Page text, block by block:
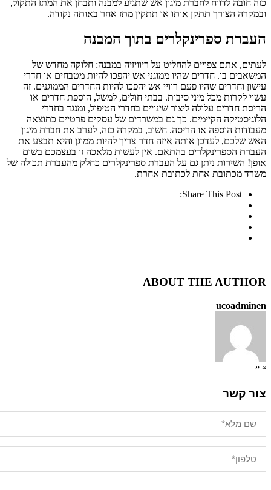
כזה חובה לדווח לחברת מיגון אש שתגיע למבנה ותבחן את המתז התקול,
ובמקרה הצורך תתקן אותו או תתקין מתז אחר באותה נקודה.
העברת ספרינקלרים בתוך המבנה
לעתים, אתם צפויים להחליט על ריוויזיה במבנה: חלוקה מחדש של
המשאבים בו. חדרים שהיו ממוגני אש יהפכו להיות מטבחים או חדרי
עישון וחדרים שהיו פעם רוויי אש יהפכו להיות החדרים הממוגנים. זה
עשוי לקרות מכל מיני סיבות. בבתי חולים, למשל, הוספת חדרים או
הריסת חדרים עלולה ליצור שינויים בחדרי הטיפול, ומנגד בחדרי
הלוגיסטיקה הקיימים. כך גם במשרדים של עסקים פרטיים כתוצאה
מעבודות הוספה או הריסה. חשוב, במקרה כזה, לערב את חברת מיגון
האש שלכם, לעדכן אותה איזה חדר צריך להיות ממוגן והיא תבצע את
העברת הספרינקלרים בהתאם. אין לעשות מלאכה זו בעצמכם בשום
אופן! השירות ניתן גם על העברת ספרינקלרים כחלק מהעברת תכולה של
משרד מכתובת אחת לכתובת אחרת.
Share This Post:
ABOUT THE AUTHOR
ucoadminen
“ ”
צור קשר